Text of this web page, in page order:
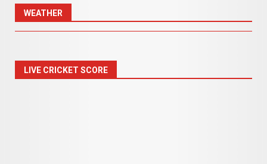
WEATHER
LIVE CRICKET SCORE